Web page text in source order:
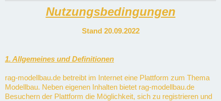
Nutzungsbedingungen
Stand 20.09.2022
1. Allgemeines und Definitionen
rag-modellbau.de betreibt im Internet eine Plattform zum Thema
Modellbau. Neben eigenen Inhalten bietet rag-modellbau.de
Besuchern der Plattform die Möglichkeit, sich zu registrieren und